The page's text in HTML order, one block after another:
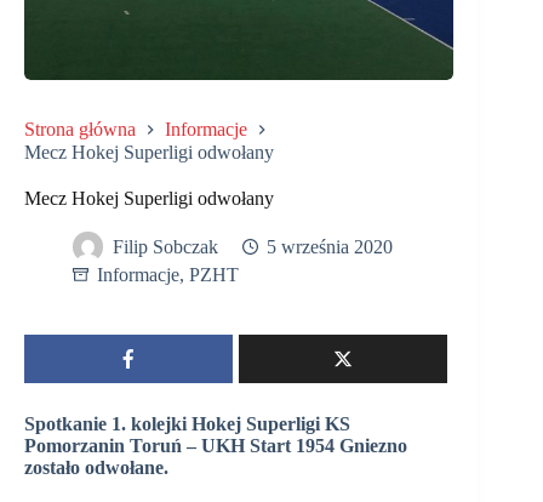
Strona główna
Informacje
Mecz Hokej Superligi odwołany
Mecz Hokej Superligi odwołany
Filip Sobczak
5 września 2020
Informacje, PZHT
Spotkanie 1. kolejki Hokej Superligi KS
Pomorzanin Toruń – UKH Start 1954 Gniezno
zostało odwołane.